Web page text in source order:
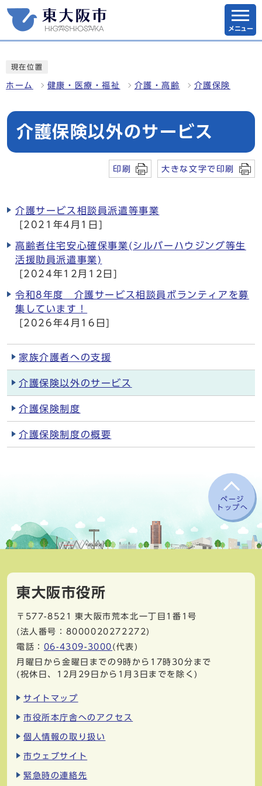
メニュー
現在位置
ホーム 健康・医療・福祉 介護・高齢 介護保険
介護保険以外のサービス
印刷 大きな文字で印刷
介護サービス相談員派遣等事業
[2021年4月1日]
高齢者住宅安心確保事業(シルバーハウジング等生
活援助員派遣事業)
[2024年12月12日]
令和8年度 介護サービス相談員ボランティアを募
集しています！
[2026年4月16日]
家族介護者への支援
介護保険以外のサービス
介護保険制度
介護保険制度の概要
ページ
トップへ
東大阪市役所
〒577-8521
東大阪市荒本北一丁目1番1号
(法人番号：8000020272272)
電話： 06-4309-3000 (代表)
月曜日から金曜日までの9時から17時30分まで
(祝休日、12月29日から1月3日までを除く)
サイトマップ
市役所本庁舎へのアクセス
個人情報の取り扱い
市ウェブサイト
緊急時の連絡先